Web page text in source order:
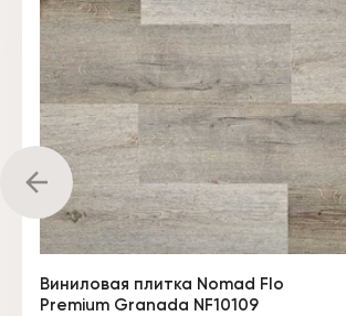
Виниловая плитка Nomad Flo
Premium Granada NF10109